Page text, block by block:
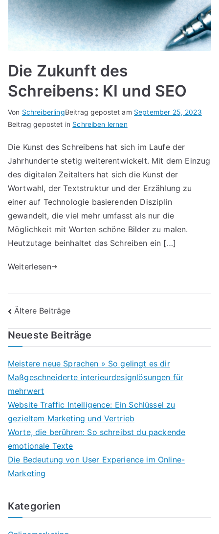
Die Zukunft des
Schreibens: KI und SEO
Von SchreiberlingBeitrag gepostet am September 25, 2023
Beitrag gepostet in Schreiben lernen
Die Kunst des Schreibens hat sich im Laufe der
Jahrhunderte stetig weiterentwickelt. Mit dem Einzug
des digitalen Zeitalters hat sich die Kunst der
Wortwahl, der Textstruktur und der Erzählung zu
einer auf Technologie basierenden Disziplin
gewandelt, die viel mehr umfasst als nur die
Möglichkeit mit Worten schöne Bilder zu malen.
Heutzutage beinhaltet das Schreiben ein […]
Weiterlesen
Beitragsnavigation
Ältere Beiträge
Neueste Beiträge
Meistere neue Sprachen » So gelingt es dir
Maßgeschneiderte interieurdesignlösungen für
mehrwert
Website Traffic Intelligence: Ein Schlüssel zu
gezieltem Marketing und Vertrieb
Worte, die berühren: So schreibst du packende
emotionale Texte
Die Bedeutung von User Experience im Online-
Marketing
Kategorien